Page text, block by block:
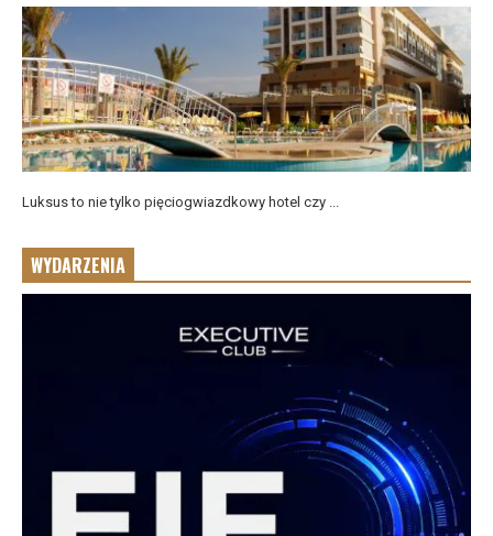
Luksus to nie tylko pięciogwiazdkowy hotel czy ...
WYDARZENIA